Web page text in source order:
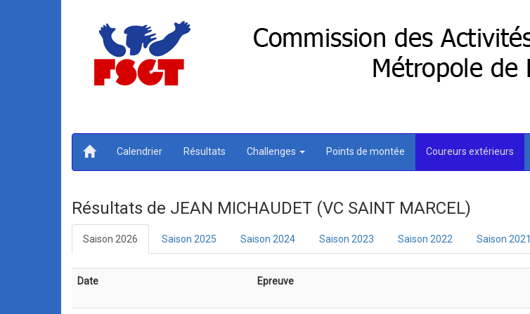
Calendrier Résultats Challenges Points de montée Coureurs extérieurs
Résultats de JEAN MICHAUDET (VC SAINT MARCEL)
Saison 2026 Saison 2025 Saison 2024 Saison 2023 Saison 2022 Saison 2021
Date Epreuve